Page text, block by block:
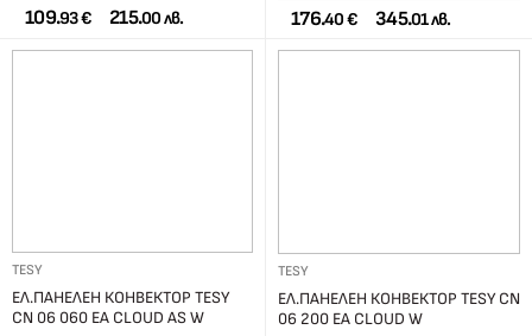
109.93 € 215.00 лв. 176.40 € 345.01 лв.
TESY
ЕЛ.ПАНЕЛЕН КОНВЕКТОР TESY
CN 06 060 EA CLOUD AS W
TESY
ЕЛ.ПАНЕЛЕН КОНВЕКТОР TESY CN
06 200 EA CLOUD W